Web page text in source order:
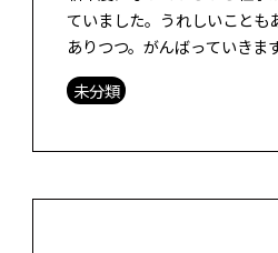
ていました。うれしいことも
ありつつ。がんばっていきま
な雑誌があったので、読んで
SORA 特別編集号 特集： […]
未分類